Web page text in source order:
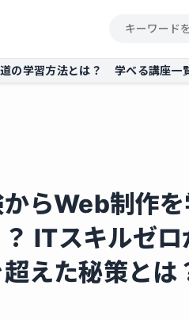
の学習方法とは？ 学べる講座一
らWeb制作
ITスキルゼ
えた秘策とは